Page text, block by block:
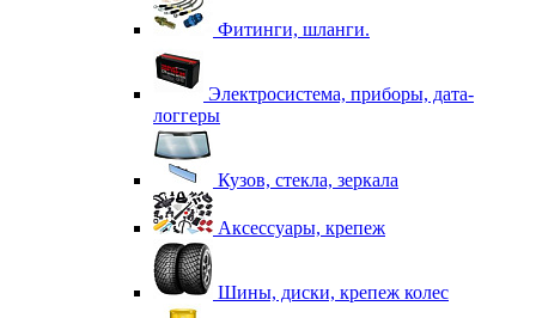
Фитинги, шланги.
Электросистема, приборы, дата-
логгеры
Кузов, стекла, зеркала
Аксессуары, крепеж
Шины, диски, крепеж колес